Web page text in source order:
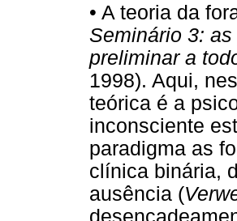
• A teoria da
Seminário 3:
preliminar a
1998). Aqui,
teórica é a
inconsciente
paradigma as
clínica binária,
ausência (